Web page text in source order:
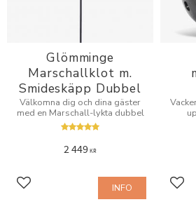
Glömminge
Marschallklot m.
Smideskäpp Dubbel
Välkomna dig och dina gäster
med en Marschall-lykta dubbel
2 449KR
Lägg till i favoriter INFO